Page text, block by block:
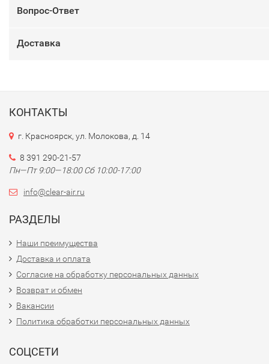
Вопрос-Ответ
Доставка
КОНТАКТЫ
г. Красноярск, ул. Молокова, д. 14
8 391 290-21-57
Пн—Пт 9:00—18:00 Сб 10:00-17:00
info@clear-air.ru
РАЗДЕЛЫ
Наши преимущества
Доставка и оплата
Согласие на обработку персональных данных
Возврат и обмен
Вакансии
Политика обработки персональных данных
СОЦСЕТИ